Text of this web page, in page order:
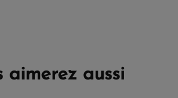
aimerez aussi